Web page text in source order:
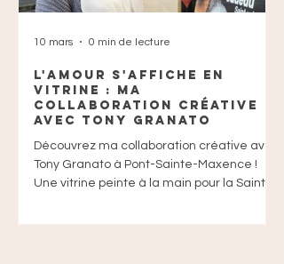
L'Amour s'affiche en
vitrine : Ma
collaboration créative
avec Tony Granato
Découvrez ma collaboration créative avec
Tony Granato à Pont-Sainte-Maxence !
Une vitrine peinte à la main pour la Saint-
10 mars 0 min de lecture